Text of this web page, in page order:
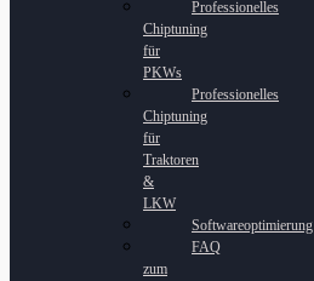
Professionelles
Chiptuning
für
PKWs
Professionelles
Chiptuning
für
Traktoren
&
LKW
Softwareoptimierung
FAQ
zum